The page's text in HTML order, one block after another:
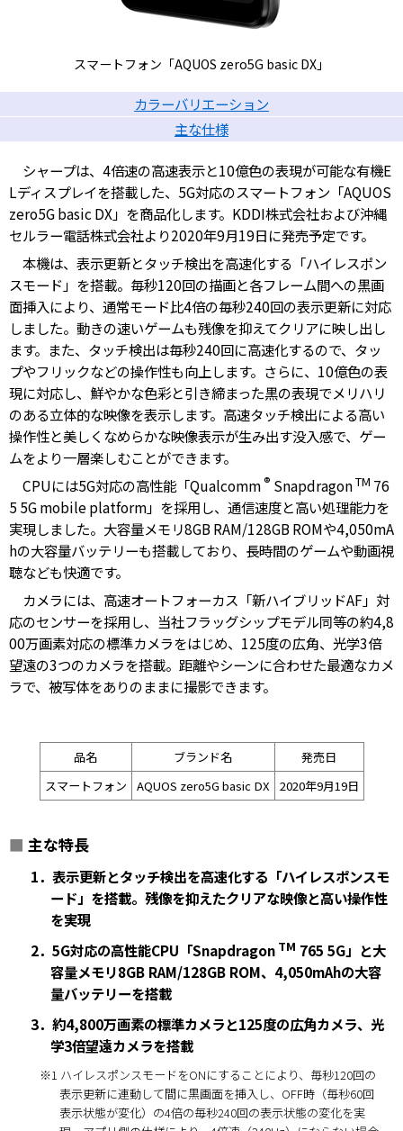
スマートフォン「AQUOS zero5G basic DX」
カラーバリエーション
主な仕様
シャープは、4倍速の高速表示と10億色の表現が可能な有機E
Lディスプレイを搭載した、5G対応のスマートフォン「AQUOS
zero5G basic DX」を商品化します。KDDI株式会社および沖縄
セルラー電話株式会社より2020年9月19日に発売予定です。
本機は、表示更新とタッチ検出を高速化する「ハイレスポン
スモード」を搭載。毎秒120回の描画と各フレーム間への黒画
面挿入により、通常モード比4倍の毎秒240回の表示更新に対応
しました。動きの速いゲームも残像を抑えてクリアに映し出し
ます。また、タッチ検出は毎秒240回に高速化するので、タッ
プやフリックなどの操作性も向上します。さらに、10億色の表
現に対応し、鮮やかな色彩と引き締まった黒の表現でメリハリ
のある立体的な映像を表示します。高速タッチ検出による高い
操作性と美しくなめらかな映像表示が生み出す没入感で、ゲー
ムをより一層楽しむことができます。
CPUには5G対応の高性能「Qualcomm® SnapdragonTM 76
5 5G mobile platform」を採用し、通信速度と高い処理能力を
実現しました。大容量メモリ8GB RAM/128GB ROMや4,050mA
hの大容量バッテリーも搭載しており、長時間のゲームや動画視
聴なども快適です。
カメラには、高速オートフォーカス「新ハイブリッドAF」対
応のセンサーを採用し、当社フラッグシップモデル同等の約4,8
00万画素対応の標準カメラをはじめ、125度の広角、光学3倍
望遠の3つのカメラを搭載。距離やシーンに合わせた最適なカメ
ラで、被写体をありのままに撮影できます。
品名 ブランド名
発売日
スマートフォン
AQUOS zero5G basic DX 2020年9月19日
■ 主な特長
1．表示更新とタッチ検出を高速化する「ハイレスポンスモ
ード」を搭載。残像を抑えたクリアな映像と高い操作性
を実現
2．5G対応の高性能CPU「Snapdragon TM 765 5G」と大
容量メモリ8GB RAM/128GB ROM、4,050mAhの大容
量バッテリーを搭載
3．約4,800万画素の標準カメラと125度の広角カメラ、光
学3倍望遠カメラを搭載
※1 ハイレスポンスモードをONにすることにより、毎秒120回の
表示更新に連動して間に黒画面を挿入し、OFF時（毎秒60回
表示状態が変化）の4倍の毎秒240回の表示状態の変化を実